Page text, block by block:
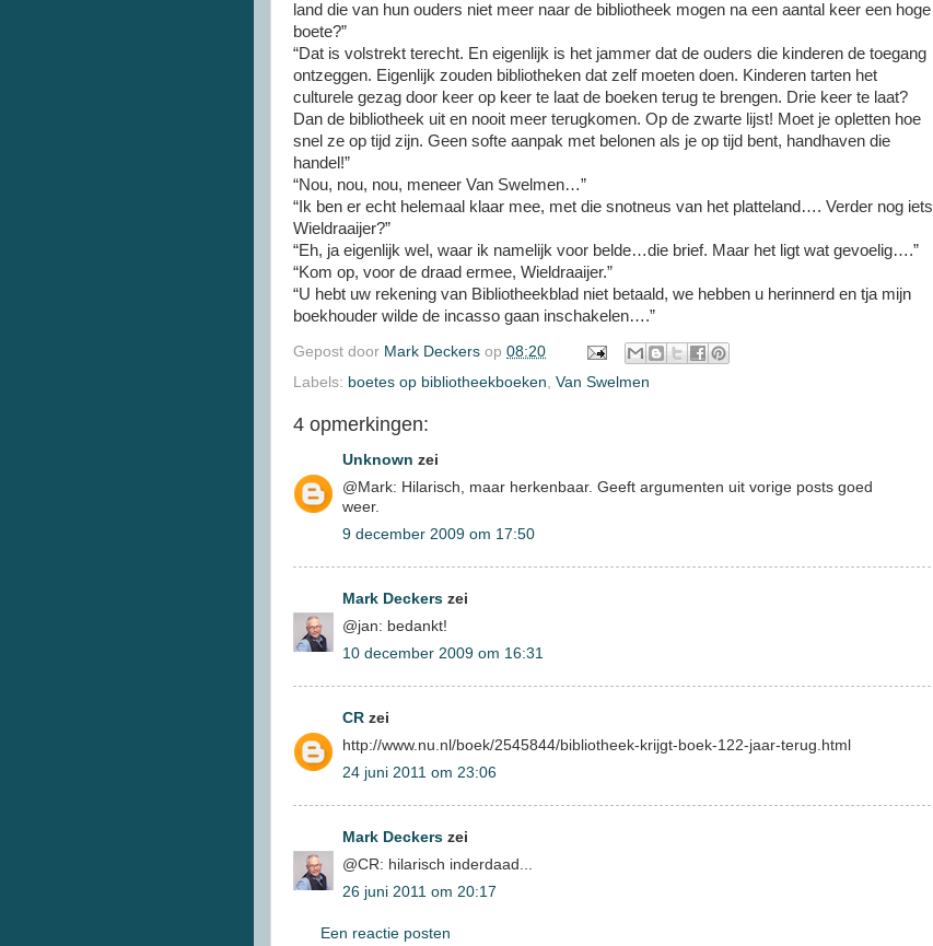
land die van hun ouders niet meer naar de bibliotheek mogen na een aantal keer een hoge
boete?”
“Dat is volstrekt terecht. En eigenlijk is het jammer dat de ouders die kinderen de toegang
ontzeggen. Eigenlijk zouden bibliotheken dat zelf moeten doen. Kinderen tarten het
culturele gezag door keer op keer te laat de boeken terug te brengen. Drie keer te laat?
Dan de bibliotheek uit en nooit meer terugkomen. Op de zwarte lijst! Moet je opletten hoe
snel ze op tijd zijn. Geen softe aanpak met belonen als je op tijd bent, handhaven die
handel!”
“Nou, nou, nou, meneer Van Swelmen…”
“Ik ben er echt helemaal klaar mee, met die snotneus van het platteland…. Verder nog iets
Wieldraaijer?”
“Eh, ja eigenlijk wel, waar ik namelijk voor belde…die brief. Maar het ligt wat gevoelig….”
“Kom op, voor de draad ermee, Wieldraaijer.”
“U hebt uw rekening van Bibliotheekblad niet betaald, we hebben u herinnerd en tja mijn
boekhouder wilde de incasso gaan inschakelen….”
Gepost door Mark Deckers op 08:20
Labels: boetes op bibliotheekboeken Van Swelmen
4 opmerkingen:
Unknown zei
@Mark: Hilarisch, maar herkenbaar. Geeft argumenten uit vorige posts goed
weer.
9 december 2009 om 17:50
Mark Deckers zei
@jan: bedankt!
10 december 2009 om 16:31
CR zei
http://www.nu.nl/boek/2545844/bibliotheek-krijgt-boek-122-jaar-terug.html
24 juni 2011 om 23:06
Mark Deckers zei
@CR: hilarisch inderdaad...
26 juni 2011 om 20:17
Een reactie posten